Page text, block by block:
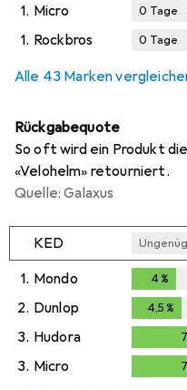
1. Micro 0 Tage
1. Rockbros 0 Tage
Alle 43 Marken
Rückgabequote
So oft wird ein Produkt
«Velohelm» retourniert.
Quelle: Galaxus
KED
1. Mondo 4 %
2. Dunlop 4,5 %
3. Hudora
3. Micro